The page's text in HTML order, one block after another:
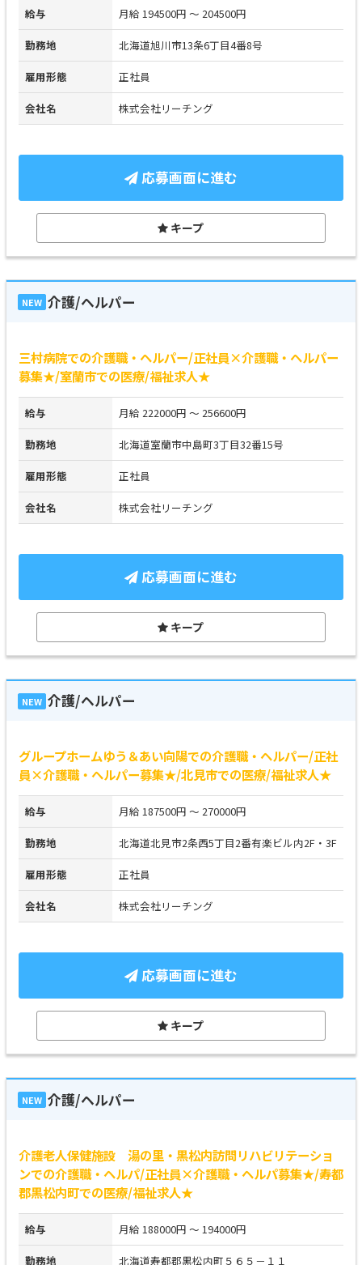
給与 月給 194500円 ～ 204500円
勤務地 北海道旭川市13条6丁目4番8号
雇用形態 正社員
会社名 株式会社リーチング
応募画面に進む
キープ
NEW 介護/ヘルパー
三村病院での介護職・ヘルパー/正社員×介護職・ヘルパー
募集★/室蘭市での医療/福祉求人★
給与 月給 222000円 ～ 256600円
勤務地 北海道室蘭市中島町3丁目32番15号
雇用形態 正社員
会社名 株式会社リーチング
応募画面に進む
キープ
NEW 介護/ヘルパー
グループホームゆう＆あい向陽での介護職・ヘルパー/正社
員×介護職・ヘルパー募集★/北見市での医療/福祉求人★
給与 月給 187500円 ～ 270000円
勤務地 北海道北見市2条西5丁目2番有楽ビル内2F・3F
雇用形態 正社員
会社名 株式会社リーチング
応募画面に進む
キープ
NEW 介護/ヘルパー
介護老人保健施設 湯の里・黒松内訪問リハビリテーショ
ンでの介護職・ヘルパ/正社員×介護職・ヘルパ募集★/寿都
郡黒松内町での医療/福祉求人★
給与 月給 188000円 ～ 194000円
勤務地 北海道寿都郡黒松内町５６５－１１